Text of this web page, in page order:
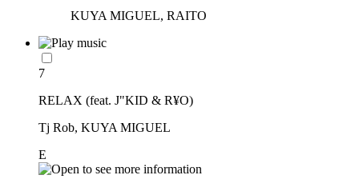
KUYA MIGUEL, RAITO
7
RELAX (feat. J"KID & R¥O)
Tj Rob, KUYA MIGUEL
E